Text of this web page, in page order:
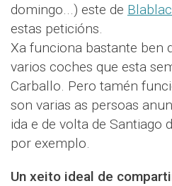
domingo...) este de
estas peticións.
Xa funciona bastante ben
varios coches que esta
Carballo. Pero tamén
son varias as persoas
ida e de volta de Santiago
por exemplo.
Un xeito ideal de